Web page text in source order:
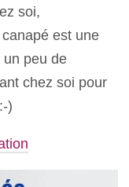
soi,
est une
un peu de
chez soi pour
)